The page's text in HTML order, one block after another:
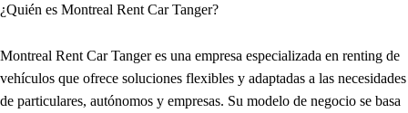
¿Quién es Montreal Rent Car Tanger?
Montreal Rent Car Tanger es una empresa especializada en renting de
vehículos que ofrece soluciones flexibles y adaptadas a las necesidades
de particulares, autónomos y empresas. Su modelo de negocio se basa